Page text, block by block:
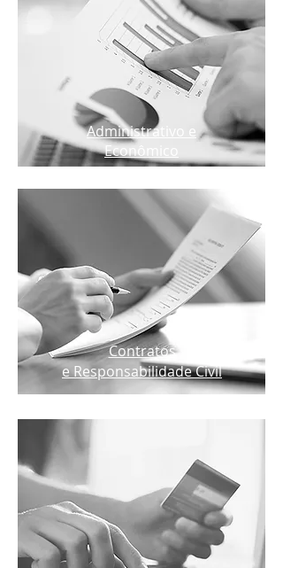
Administrativo e
Econômico
Contratos
e Responsabilidade Civil